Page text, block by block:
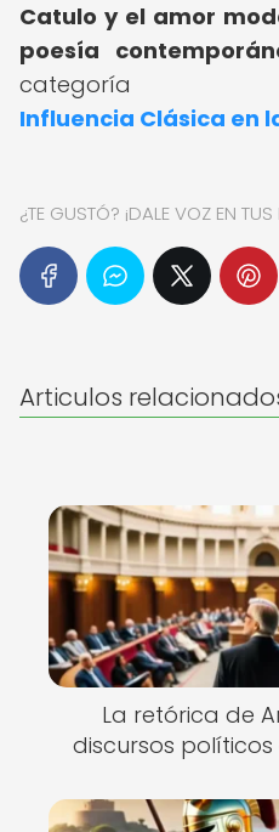
Catulo y el amor
poesía
categoría
Influencia Clásica en
¿TE GUSTÓ? ¡DALE VOZ EN TUS
Articulos
La retórica de
discursos